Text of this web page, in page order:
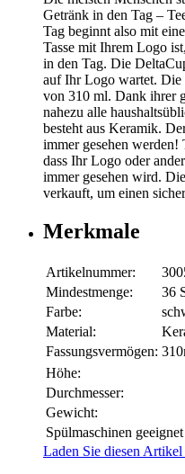
Getränk in den Tag –
Tag beginnt also mit
Tasse mit Ihrem Logo
in den Tag. Die
auf Ihr Logo wartet. Die
von 310 ml. Dank ihrer
nahezu alle
besteht aus Keramik.
immer gesehen werden!
dass Ihr Logo oder
immer gesehen wird.
verkauft, um einen
Merkmale
Artikelnummer:
Mindestmenge:
36
Farbe:
Material:
Fassungsvermögen:
Höhe:
Durchmesser:
Gewicht:
Spülmaschinen geeignet
Laden Sie diesen